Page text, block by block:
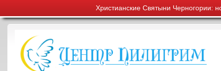
Христианские Святыни Черногории: